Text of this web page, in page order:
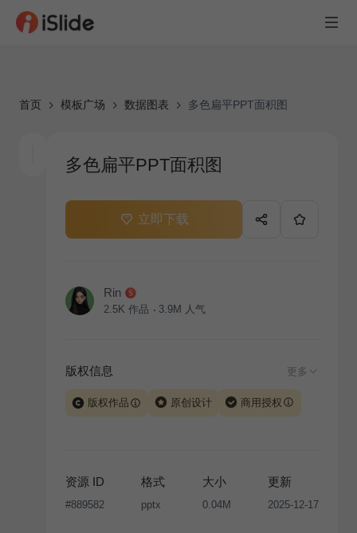
首页 模板广场 数据图表 多色扁平PPT面积图
多色扁平PPT面积图
立即下载
Rin
2.5K 作品 3.9M 人气
版权信息 更多
版权作品 原创设计 商用授权
版权声明
条款，禁止任何形式的转让、出售或出租，未
经投权许可任何人不得擅自转载和分发，否则将接照我
资源 ID
#889582
格式
pptx
大小
0.04M
更新
2025-12-17